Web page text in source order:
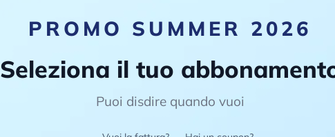
PROMO SUMMER 2026
Seleziona il tuo
Puoi disdire quando vuoi